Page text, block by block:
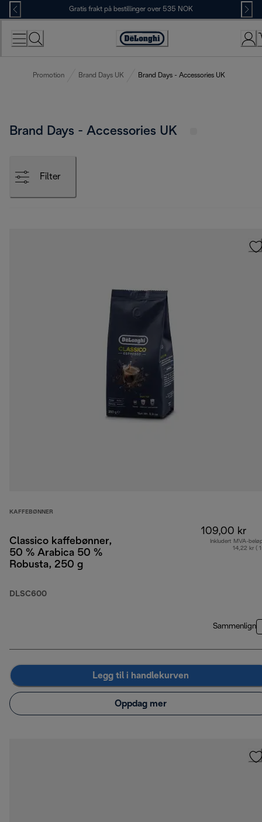
Skip
to
Content
Gratis frakt på bestillinger over 535 NOK
Accessibility
Promotion Brand Days UK Brand Days - Accessories UK
Brand Days - Accessories UK
Filter
KAFFEBØNNER
Classico kaffebønner,
50 % Arabica 50 %
Robusta, 250 g
DLSC600
109,00 kr
Inkludert MVA-
14,22 kr (
Sammenlign
Legg til i handlekurven
Oppdag mer